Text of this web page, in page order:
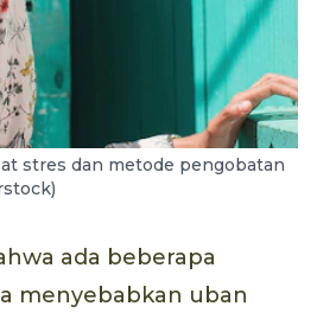
stres dan metode pengobatan
ada beberapa
menyebabkan uban